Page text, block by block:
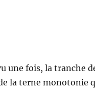
une fois, la tranche
la terne monotonie